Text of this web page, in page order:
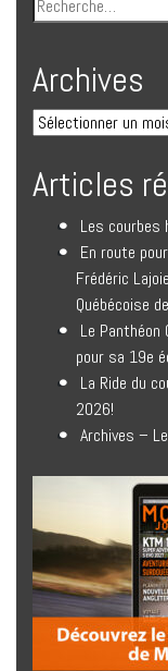
Archives
Articles
Les courbes
En route
Frédéric
Québécoise
Le Panthéon
pour sa 19e
La Ride du
2026!
Archives –